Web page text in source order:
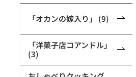
「オカンの嫁入り」 (9)
「洋菓子店コアンドル」
(3)